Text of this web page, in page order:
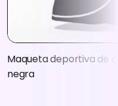
Maqueta deportiva de
negra